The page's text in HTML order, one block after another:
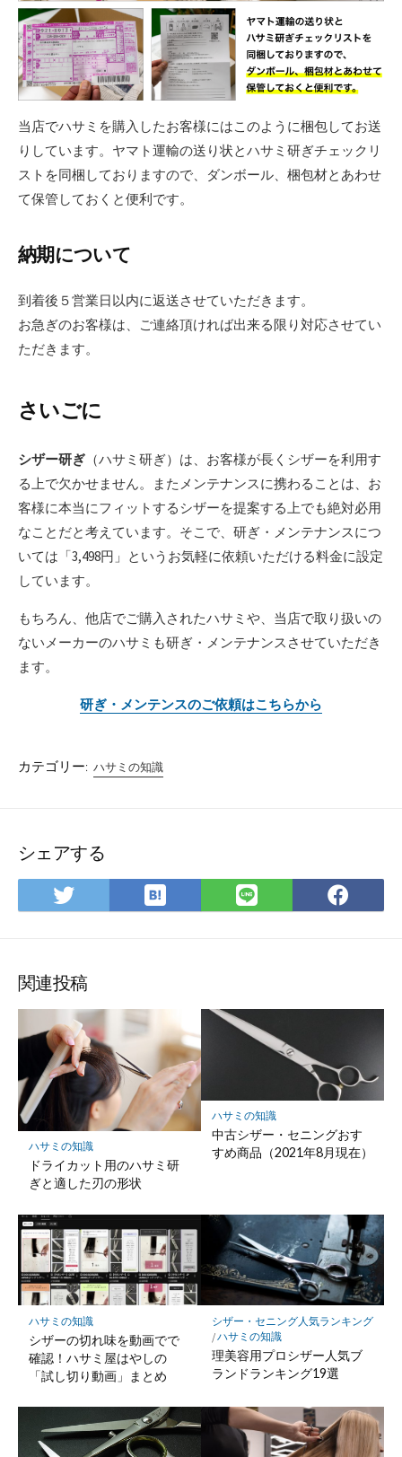
当店でハサミを購入したお客様にはこのように梱包してお送
りしています。ヤマト運輸の送り状とハサミ研ぎチェックリ
ストを同梱しておりますので、ダンボール、梱包材とあわせ
て保管しておくと便利です。
納期について
到着後５営業日以内に返送させていただきます。
お急ぎのお客様は、ご連絡頂ければ出来る限り対応させてい
ただきます。
さいごに
シザー研ぎ （ハサミ研ぎ）は、お客様が長くシザーを利用す
る上で欠かせません。またメンテナンスに携わることは、お
客様に本当にフィットするシザーを提案する上でも絶対必用
なことだと考えています。そこで、研ぎ・メンテナンスにつ
いては「3,498円」というお気軽に依頼いただける料金に設定
しています。
もちろん、他店でご購入されたハサミや、当店で取り扱いの
ないメーカーのハサミも研ぎ・メンテナンスさせていただき
ます。
研ぎ・メンテンスのご依頼はこちらから
カテゴリー: ハサミの知識
シェアする
Twitter
で
ア
は
て
マ
ー
ク
に
保
存
LINE
で
で
関連投稿
ハサミの知識
ドライカット用のハサミ研
ぎと適した刃の形状
ハサミの知識
中古シザー・セニングおす
すめ商品（2021年8月現在）
ハサミの知識
シザーの切れ味を動画でで
確認！ハサミ屋はやしの
「試し切り動画」まとめ
シザー・セニング人気ランキング
/ハサミの知識
理美容用プロシザー人気ブ
ランドランキング19選